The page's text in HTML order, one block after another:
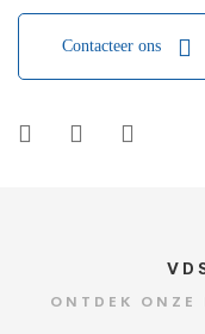
Contacteer ons
ONTDEK ONZE